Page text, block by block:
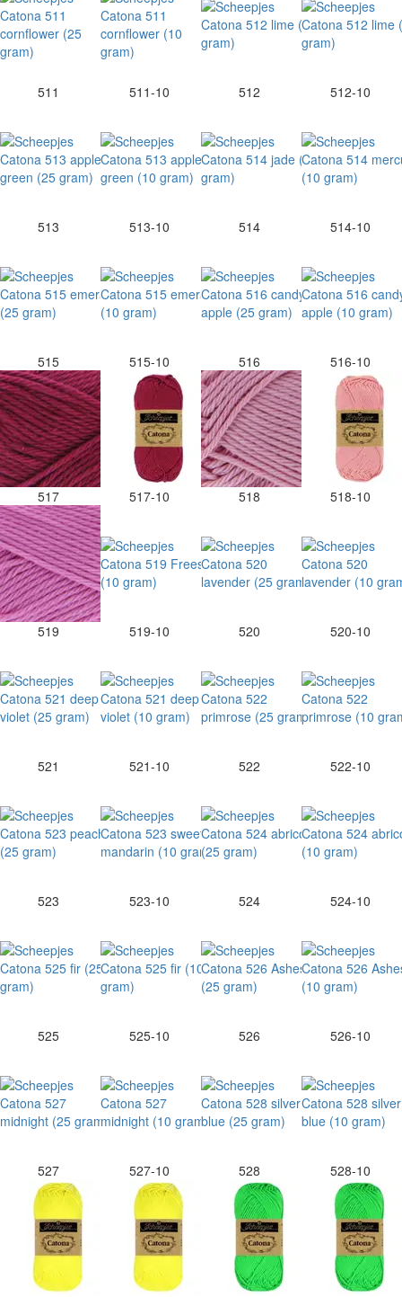
511 511-10 512 512-10
513 513-10 514 514-10
515 515-10 516 516-10
517 517-10 518 518-10
519 519-10 520 520-10
521 521-10 522 522-10
523 523-10 524 524-10
525 525-10 526 526-10
527 527-10 528 528-10